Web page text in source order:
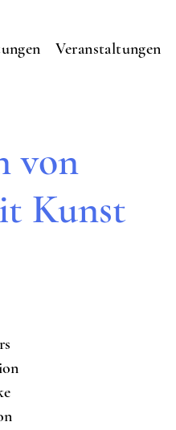
Veranstaltungen
von
Kunst